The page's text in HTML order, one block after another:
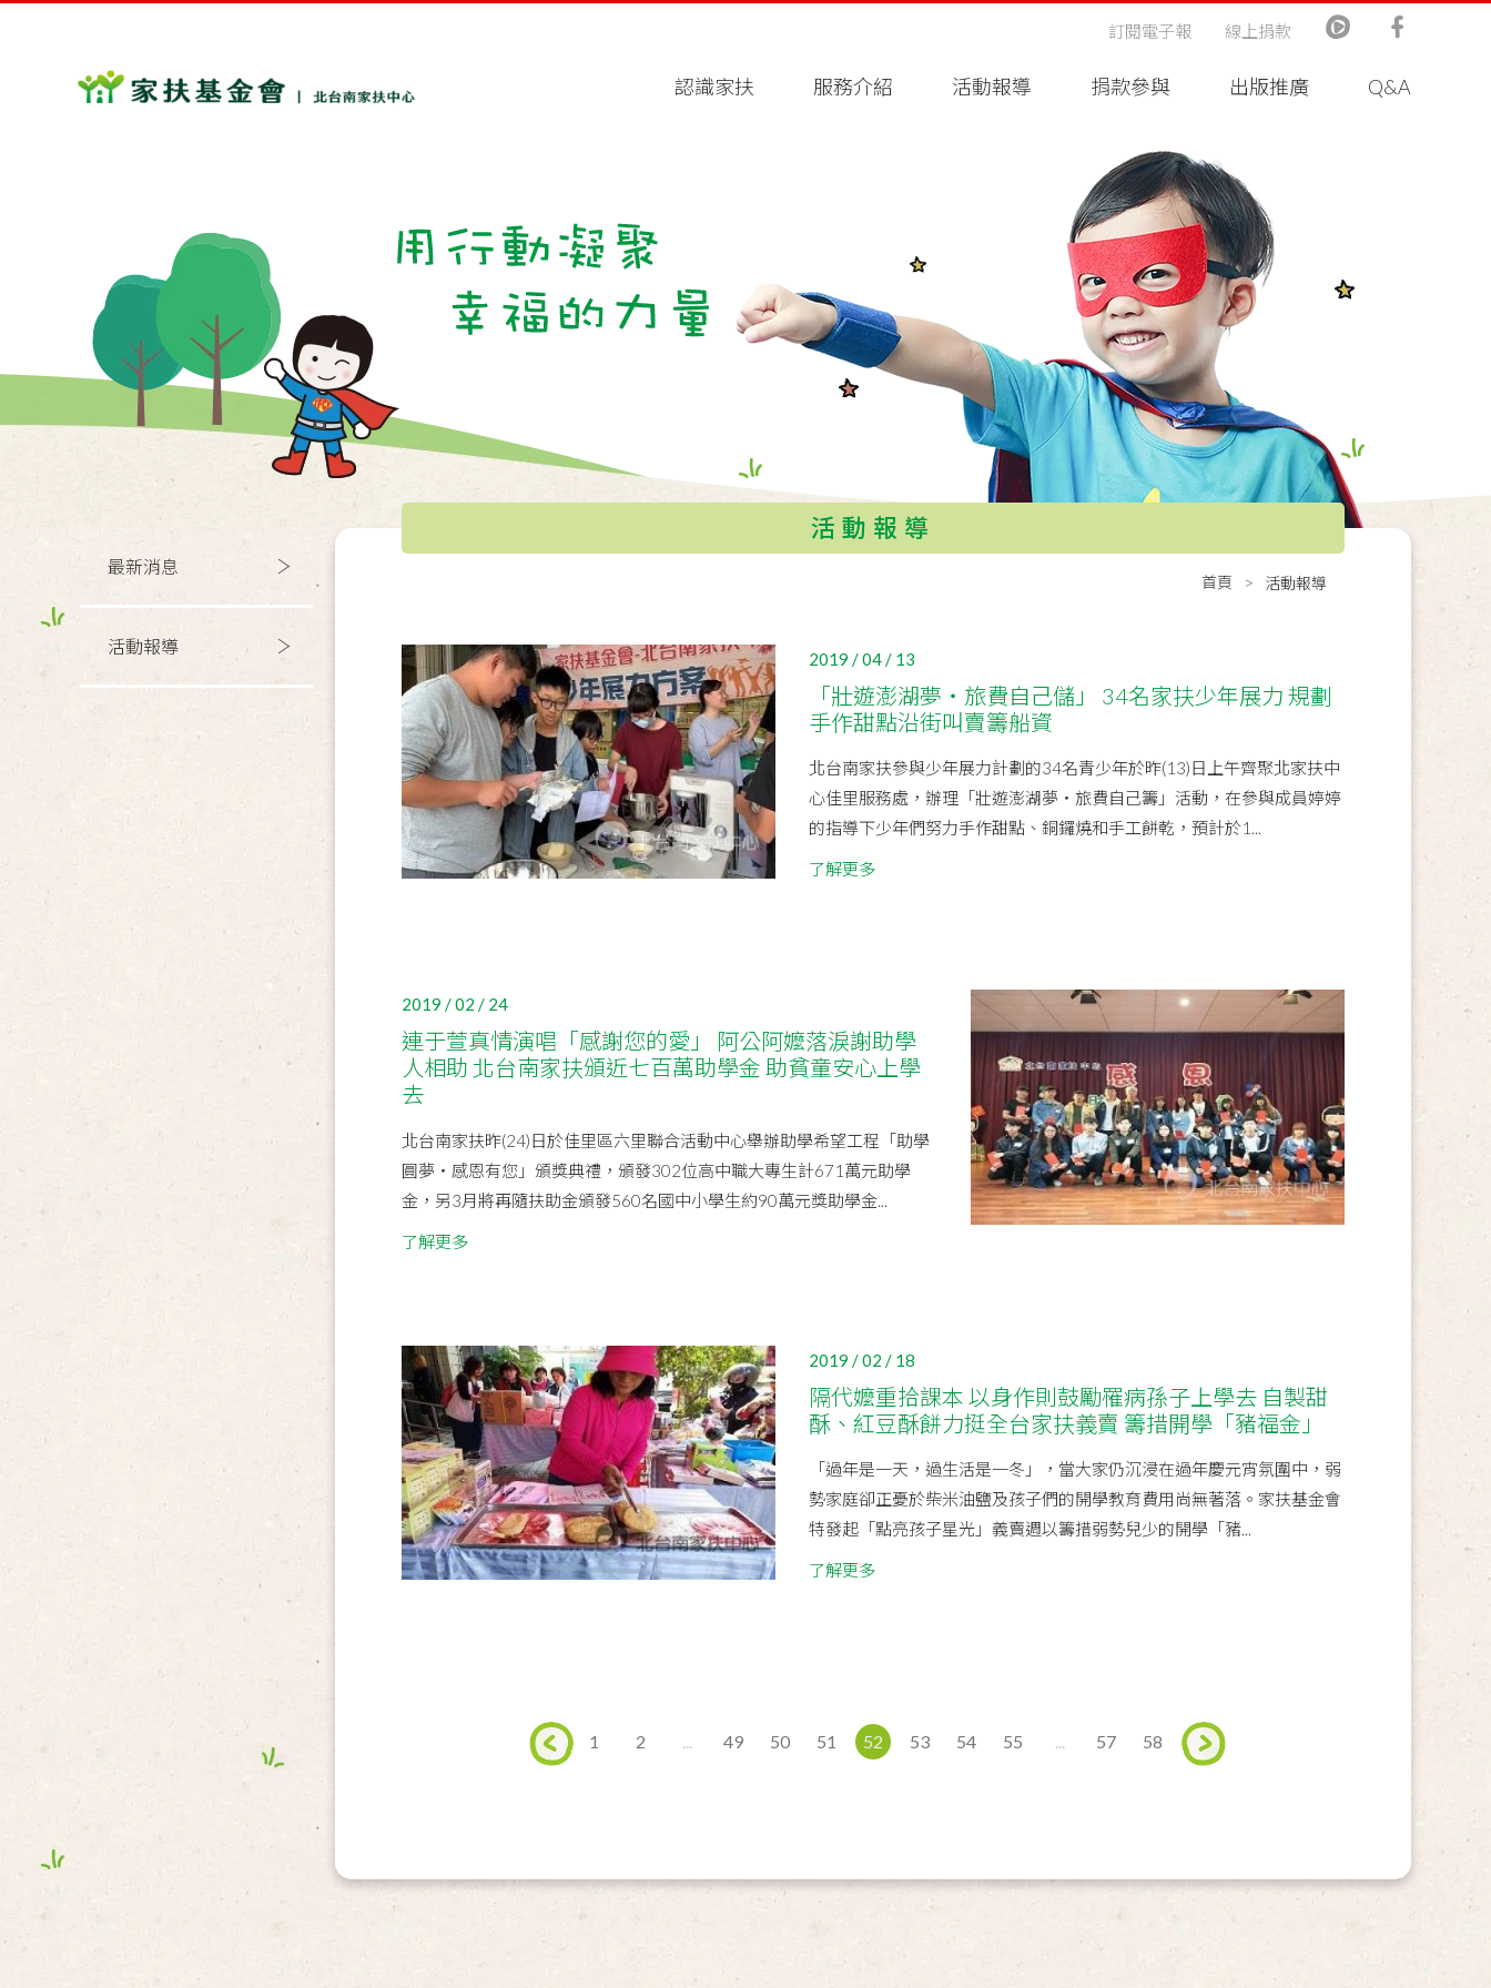
認識家扶 服務介紹 活動報導 捐款參與 出版推廣 Q&A
訂閱電子報 線上捐款
最新消息
活動報導
活動報導
首頁 活動報導
2019 / 04 / 13
「壯遊澎湖夢‧旅費自己儲」 34名家扶少年展力 規劃
手作甜點沿街叫賣籌船資
北台南家扶參與少年展力計劃的34名青少年於昨(13)日上午齊聚北家扶中
心佳里服務處，辦理「壯遊澎湖夢‧旅費自己籌」活動，在參與成員婷婷
的指導下少年們努力手作甜點、銅鑼燒和手工餅乾，預計於1...
了解更多
2019 / 02 / 24
連于萱真情演唱「感謝您的愛」 阿公阿嬤落淚謝助學
人相助 北台南家扶頒近七百萬助學金 助貧童安心上學
去
北台南家扶昨(24)日於佳里區六里聯合活動中心舉辦助學希望工程「助學
圓夢‧感恩有您」頒獎典禮，頒發302位高中職大專生計671萬元助學
金，另3月將再隨扶助金頒發560名國中小學生約90萬元獎助學金...
了解更多
2019 / 02 / 18
隔代嬤重拾課本 以身作則鼓勵罹病孫子上學去 自製甜
酥、紅豆酥餅力挺全台家扶義賣 籌措開學「豬福金」
「過年是一天，過生活是一冬」，當大家仍沉浸在過年慶元宵氛圍中，弱
勢家庭卻正憂於柴米油鹽及孩子們的開學教育費用尚無著落。家扶基金會
特發起「點亮孩子星光」義賣週以籌措弱勢兒少的開學「豬...
了解更多
1 2 ... 49 50 51 52 53 54 55 ... 57 58